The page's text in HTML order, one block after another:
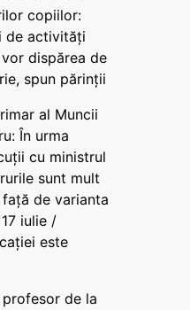
copiilor:
de activități
dispărea de
spun părinții
al Muncii
În urma
cu ministrul
sunt mult
de varianta
iulie /
este
de la